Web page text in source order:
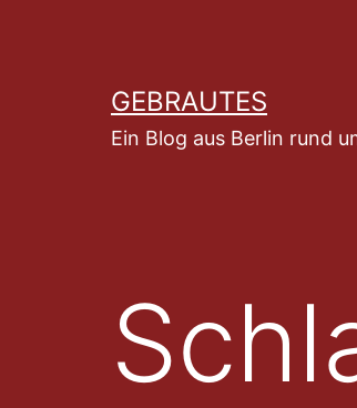
GEBRAUTES
Ein Blog aus Berlin rund